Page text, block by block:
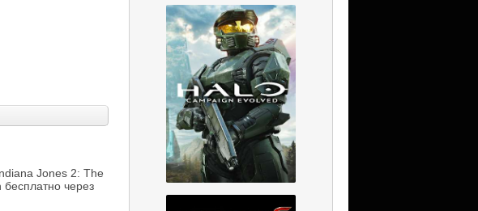
Jones 2: The
через